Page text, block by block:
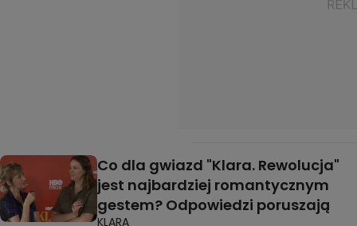
Co dla gwiazd "Klara. Rewolucja"
jest najbardziej romantycznym
gestem? Odpowiedzi poruszają
KLARA